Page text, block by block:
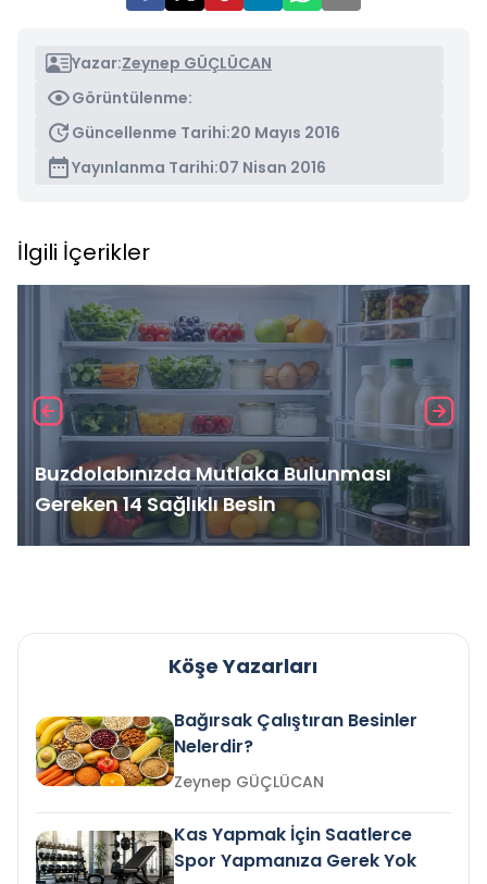
Yazar:Zeynep GÜÇLÜCAN
Görüntülenme:
Güncellenme Tarihi:20 Mayıs 2016
Yayınlanma Tarihi:07 Nisan 2016
İlgili İçerikler
Buzdolabınızda Mutlaka Bulunması
Gereken 14 Sağlıklı Besin
Köşe Yazarları
Bağırsak Çalıştıran Besinler
Nelerdir?
Zeynep GÜÇLÜCAN
Kas Yapmak İçin Saatlerce
Spor Yapmanıza Gerek Yok